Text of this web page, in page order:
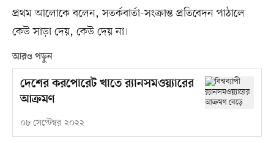
প্রথম আলোকে বলেন, সতর্কবার্তা-সংক্রান্ত প্রতিবেদন পাঠালে
কেউ সাড়া দেয়, কেউ দেয় না।
আরও পড়ুন
দেশের করপোরেট খাতে র‌্যানসমওয়্যারের
আক্রমণ
০৮ সেপ্টেম্বর ২০২২